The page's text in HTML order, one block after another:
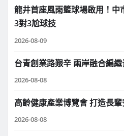
龍井首座風雨籃球場啟用！中
3對3尬球技
2026-08-09
台青創業路艱辛 兩岸融合編
2026-08-08
高齡健康產業博覽會 打造長
2026-08-08